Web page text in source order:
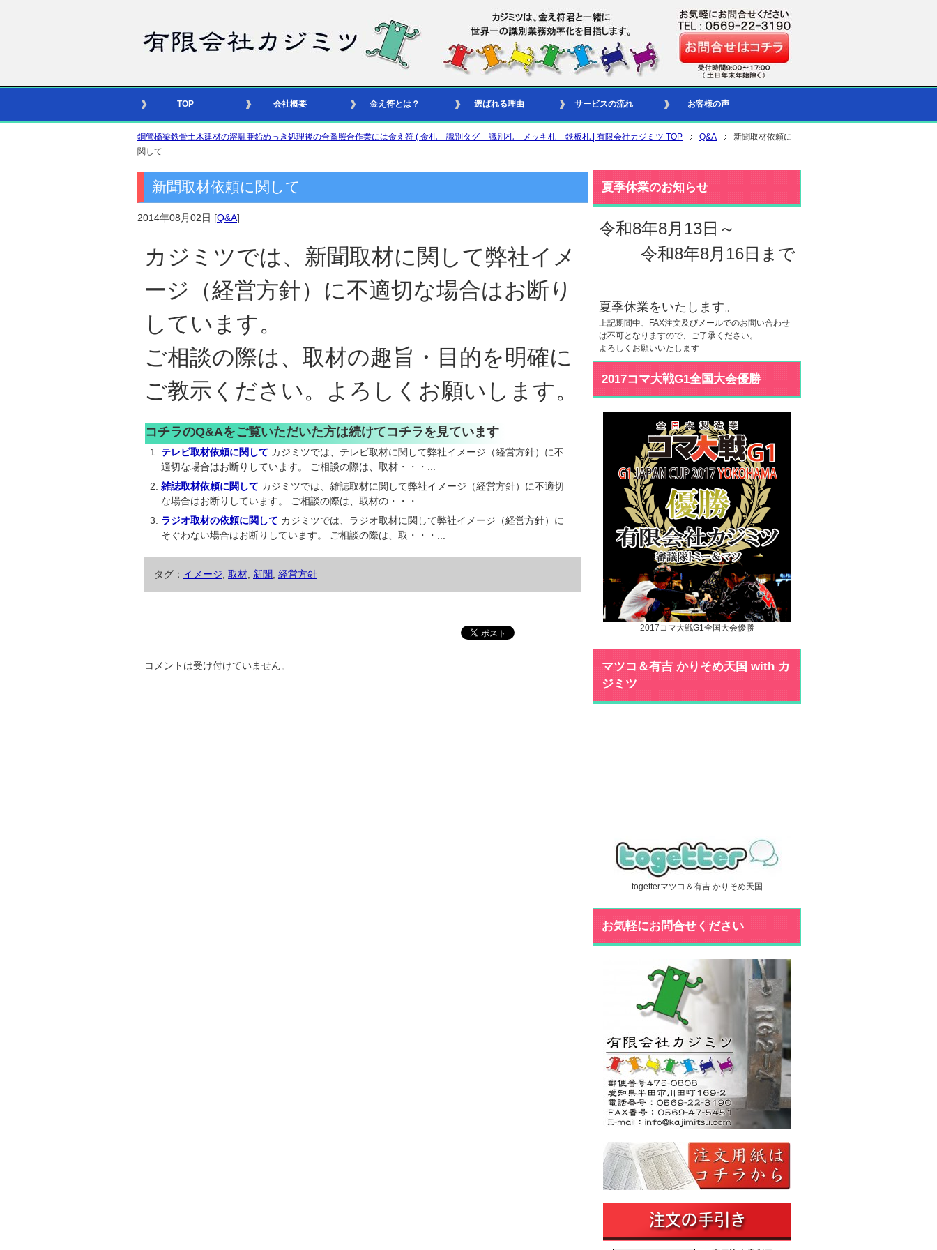
TOP 会社概要 金え符とは？ 選ばれる理由 サービスの流れ お客様の声
鋼管橋梁鉄骨土木建材の溶融亜鉛めっき処理後の合番照合作業には金え符 ( 金札 – 識別タグ – 識別札 – メッキ札 – 鉄板札 | 有限会社カジミツ TOP Q&A
新聞取材依頼に
関して
新聞取材依頼に関して
2014年08月02日 [Q&A]
カジミツでは、新聞取材に関して弊社イメ
ージ（経営方針）に不適切な場合はお断り
しています。
ご相談の際は、取材の趣旨・目的を明確に
ご教示ください。よろしくお願いします。
コチラのQ&Aをご覧いただいた方は続けてコチラを見ています
テレビ取材依頼に関して カジミツでは、テレビ取材に関して弊社イメージ（経営方針）に不
適切な場合はお断りしています。 ご相談の際は、取材・・・...
雑誌取材依頼に関して カジミツでは、雑誌取材に関して弊社イメージ（経営方針）に不適切
な場合はお断りしています。 ご相談の際は、取材の・・・...
ラジオ取材の依頼に関して カジミツでは、ラジオ取材に関して弊社イメージ（経営方針）に
そぐわない場合はお断りしています。 ご相談の際は、取・・・...
タグ： イメージ 取材 新聞 経営方針
コメントは受け付けていません。
夏季休業のお知らせ
令和8年8月13日～
令和8年8月16日まで
夏季休業をいたします。
上記期間中、FAX注文及びメールでのお問い合わせ
は不可となりますので、ご了承ください。
よろしくお願いいたします
2017コマ大戦G1全国大会優勝
2017コマ大戦G1全国大会優勝
マツコ＆有吉 かりそめ天国 with カ
ジミツ
togetterマツコ＆有吉 かりそめ天国
お気軽にお問合せください